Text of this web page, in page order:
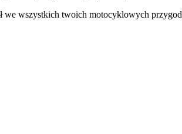
wszystkich twoich motocyklowych